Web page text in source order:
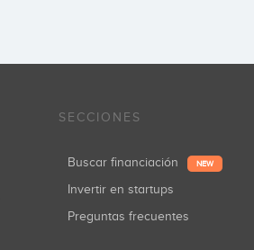
SECCIONES
Buscar financiación NEW
Invertir en startups
Preguntas frecuentes